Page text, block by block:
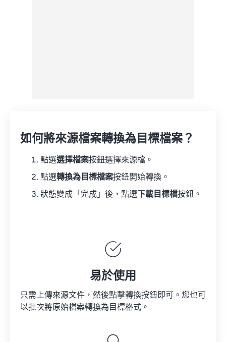
如何將來源檔案轉換為目標檔案？
點選選擇檔案按鈕選擇來源檔。
點選轉換為目標檔案按鈕開始轉換。
狀態變成「完成」後，點選 下載目標檔按鈕。
易於使用
只需上傳來源文件，然後點擊轉換按鈕即可。您也可
以批次將原始檔案轉換為目標格式。